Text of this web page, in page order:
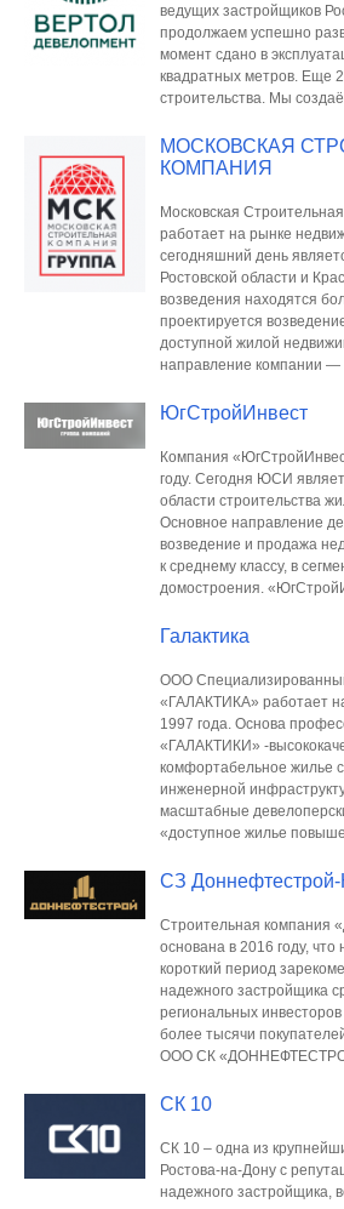
ведущих застройщиков
продолжаем успешно
момент сдано в
квадратных метров. Еще
строительства. Мы
МОСКОВСКАЯ
КОМПАНИЯ
Московская
работает на рынке
сегодняшний день
Ростовской области и
возведения находятся
проектируется
доступной жилой
направление компании —
ЮгСтройИнвест
Компания
году. Сегодня ЮСИ
области строительства
Основное направление
возведение и продажа
к среднему классу, в
домостроения.
Галактика
ООО
«ГАЛАКТИКА» работает
1997 года. Основа
«ГАЛАКТИКИ» -
комфортабельное жилье
инженерной
масштабные
«доступное жилье
СЗ
Строительная
основана в 2016 году,
короткий период
надежного застройщика
региональных
более тысячи
ООО СК
СК 10
СК 10 – одна из
Ростова-на-Дону с
надежного застройщика,